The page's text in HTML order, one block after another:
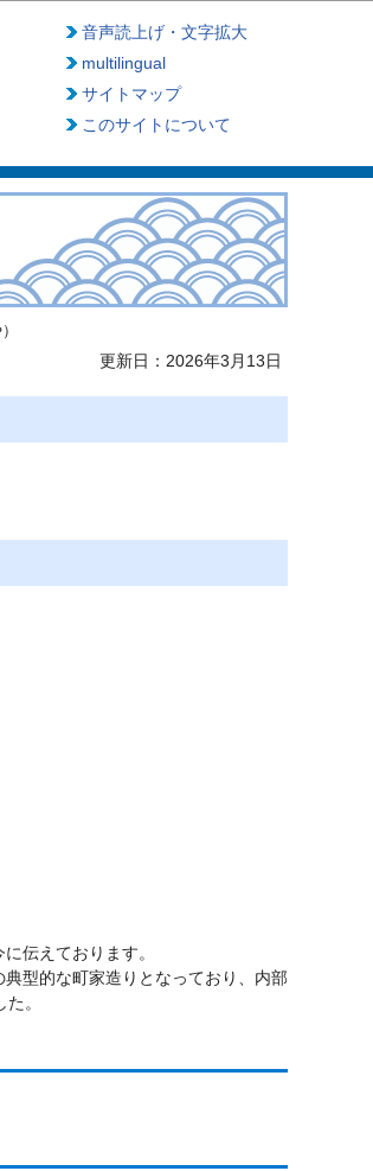
音声読上げ・文字拡大
multilingual
サイトマップ
このサイトについて
更新日：2026年3月13日
伝えております。
型的な町家造りとなっており、内部
。